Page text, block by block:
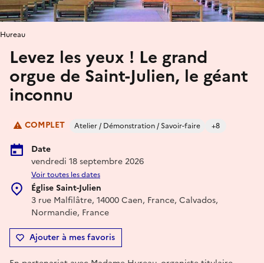
Levez les yeux ! Le grand
orgue de Saint-Julien, le géant
inconnu
COMPLET Atelier / Démonstration / Savoir-faire +8
Date
vendredi 18 septembre 2026
Voir toutes les dates
Église Saint-Julien
3 rue Malfilâtre, 14000 Caen, France, Calvados,
Normandie, France
Ajouter à mes favoris
Hureau